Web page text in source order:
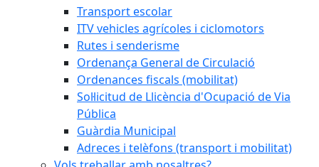
Transport escolar
ITV vehicles agrícoles i ciclomotors
Rutes i senderisme
Ordenança General de Circulació
Ordenances fiscals (mobilitat)
Sol·licitud de Llicència d'Ocupació de Via
Pública
Guàrdia Municipal
Adreces i telèfons (transport i mobilitat)